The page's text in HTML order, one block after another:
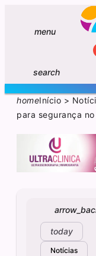
menu
search
homeInício >
para segurança
today
Notícias